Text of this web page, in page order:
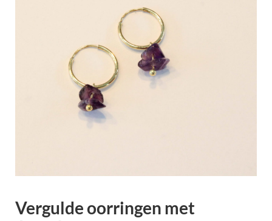
Vergulde oorringen met